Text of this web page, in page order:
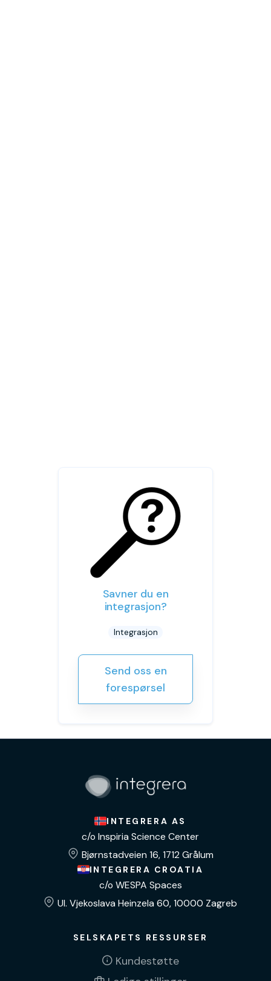
Savner du en
integrasjon?
Integrasjon
Send oss en
forespørsel
INTEGRERA AS
c/o Inspiria Science Center
Bjørnstadveien 16, 1712 Grålum
INTEGRERA CROATIA
c/o WESPA Spaces
Ul. Vjekoslava Heinzela 60, 10000 Zagreb
SELSKAPETS RESSURSER
Kundestøtte